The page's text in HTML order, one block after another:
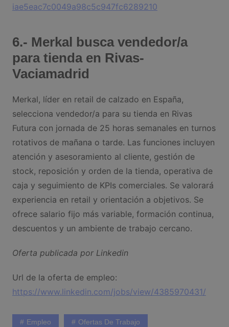
iae5eac7c0049a98c5c947fc6289210
6.- Merkal busca vendedor/a
para tienda en Rivas-
Vaciamadrid
Merkal, líder en retail de calzado en España,
selecciona vendedor/a para su tienda en Rivas
Futura con jornada de 25 horas semanales en turnos
rotativos de mañana o tarde. Las funciones incluyen
atención y asesoramiento al cliente, gestión de
stock, reposición y orden de la tienda, operativa de
caja y seguimiento de KPIs comerciales. Se valorará
experiencia en retail y orientación a objetivos. Se
ofrece salario fijo más variable, formación continua,
descuentos y un ambiente de trabajo cercano.
Oferta publicada por Linkedin
Url de la oferta de empleo:
https://www.linkedin.com/jobs/view/4385970431/
Empleo Ofertas De Trabajo